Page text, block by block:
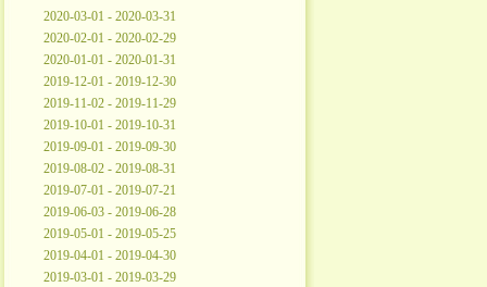
2020-03-01 - 2020-03-31
2020-02-01 - 2020-02-29
2020-01-01 - 2020-01-31
2019-12-01 - 2019-12-30
2019-11-02 - 2019-11-29
2019-10-01 - 2019-10-31
2019-09-01 - 2019-09-30
2019-08-02 - 2019-08-31
2019-07-01 - 2019-07-21
2019-06-03 - 2019-06-28
2019-05-01 - 2019-05-25
2019-04-01 - 2019-04-30
2019-03-01 - 2019-03-29